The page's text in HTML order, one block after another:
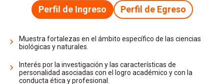
Perfil de Ingreso Perfil de Egreso
Muestra fortalezas en el ámbito específico de las ciencias
biológicas y naturales.
Interés por la investigación y las características de
personalidad asociadas con el logro académico y con la
conducta ética y profesional.